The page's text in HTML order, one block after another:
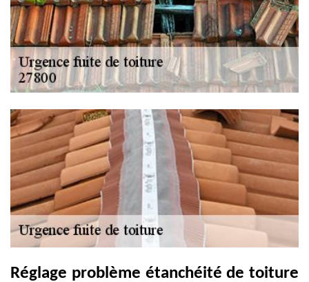
Réglage problème étanchéité de toiture